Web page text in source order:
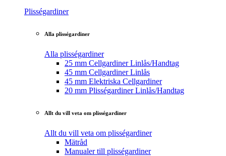
Plisségardiner
Alla plisségardiner
Alla plisségardiner
25 mm Cellgardiner Linlås/Handtag
45 mm Cellgardiner Linlås
45 mm Elektriska Cellgardiner
20 mm Plisségardiner Linlås/Handtag
Allt du vill veta om plisségardiner
Allt du vill veta om plisségardiner
Mätråd
Manualer till plisségardiner